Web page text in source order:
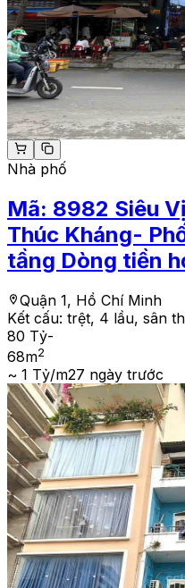
Nhà phố
Mã: 8982 Siêu
Thúc Kháng-
tầng Dòng tiền
Quận 1, Hồ Chí Minh
Kết cấu: trệt, 4 lầu, sân
80 Tỷ-
68m2
~ 1 Tỷ/m27 ngày trước